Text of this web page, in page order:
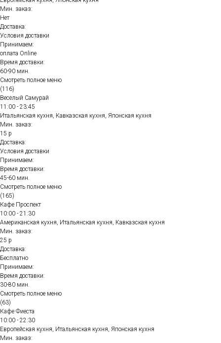
Мин. заказ:
Нет
Доставка:
Условия доставки
Принимаем:
оплата Online
Время доставки:
60-90 мин.
Смотреть полное меню
(116)
Веселый Самурай
11:00 - 23:45
Итальянская кухня, Кавказская кухня, Японская кухня
Мин. заказ:
15 р
Доставка:
Условия доставки
Принимаем:
Время доставки:
45-60 мин.
Смотреть полное меню
(165)
Кафе Проспект
10:00 - 21:30
Американская кухня, Итальянская кухня, Кавказская кухня
Мин. заказ:
25 р
Доставка:
Бесплатно
Принимаем:
Время доставки:
30-80 мин.
Смотреть полное меню
(63)
Кафе Фиеста
10:00 - 22:30
Европейская кухня, Итальянская кухня, Японская кухня
Мин. заказ: